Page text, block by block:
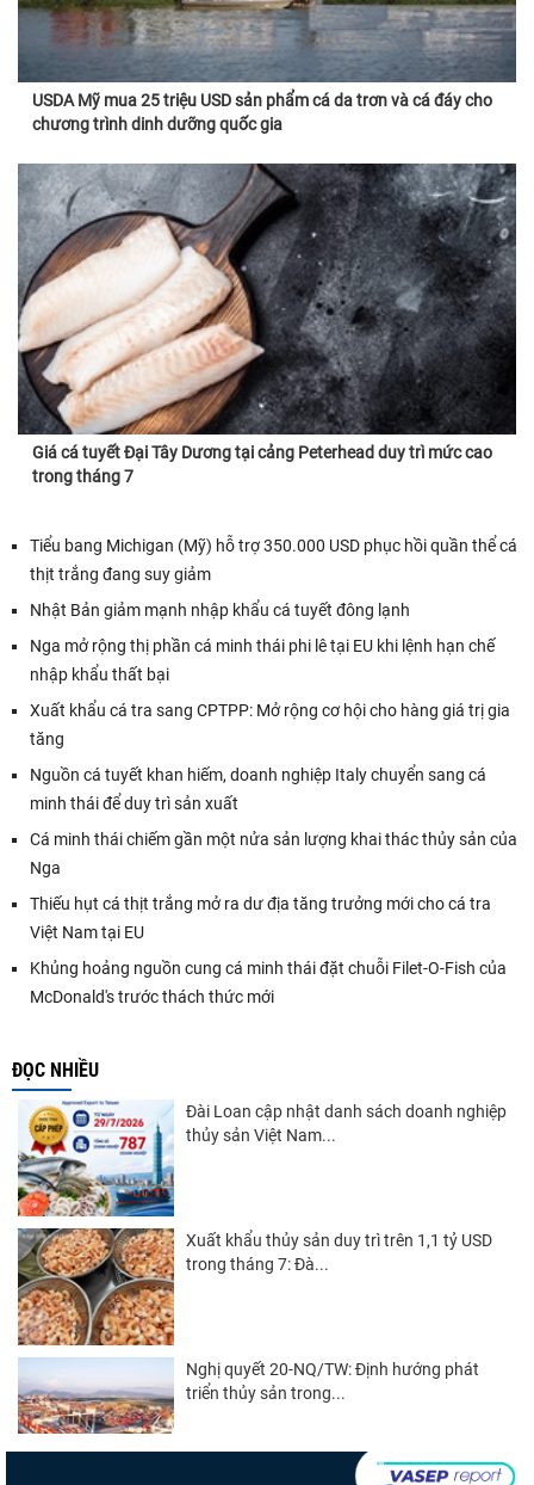
USDA Mỹ mua 25 triệu USD sản phẩm cá da trơn và cá đáy cho
chương trình dinh dưỡng quốc gia
Giá cá tuyết Đại Tây Dương tại cảng Peterhead duy trì mức cao
trong tháng 7
Tiểu bang Michigan (Mỹ) hỗ trợ 350.000 USD phục hồi quần thể cá
thịt trắng đang suy giảm
Nhật Bản giảm mạnh nhập khẩu cá tuyết đông lạnh
Nga mở rộng thị phần cá minh thái phi lê tại EU khi lệnh hạn chế
nhập khẩu thất bại
Xuất khẩu cá tra sang CPTPP: Mở rộng cơ hội cho hàng giá trị gia
tăng
Nguồn cá tuyết khan hiếm, doanh nghiệp Italy chuyển sang cá
minh thái để duy trì sản xuất
Cá minh thái chiếm gần một nửa sản lượng khai thác thủy sản của
Nga
Thiếu hụt cá thịt trắng mở ra dư địa tăng trưởng mới cho cá tra
Việt Nam tại EU
Khủng hoảng nguồn cung cá minh thái đặt chuỗi Filet-O-Fish của
McDonald's trước thách thức mới
ĐỌC NHIỀU
Đài Loan cập nhật danh sách doanh nghiệp
thủy sản Việt Nam...
Xuất khẩu thủy sản duy trì trên 1,1 tỷ USD
trong tháng 7: Đà...
Nghị quyết 20-NQ/TW: Định hướng phát
triển thủy sản trong...